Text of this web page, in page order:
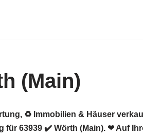
(Main)
♻ Immobilien & Häuser
63939 ✔️ Wörth (Main). ❤ Auf